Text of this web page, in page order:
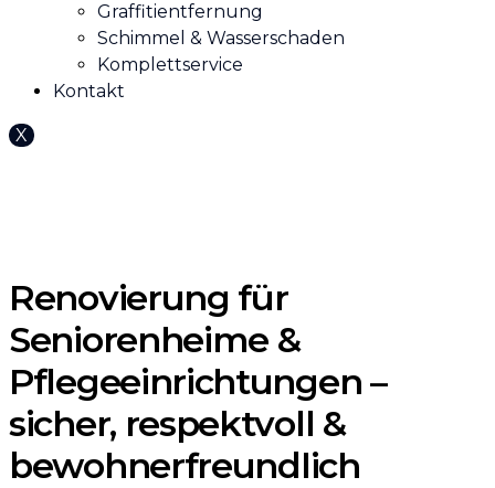
Graffitientfernung
Schimmel & Wasserschaden
Komplettservice
Kontakt
X
Renovierung für
Seniorenheime &
Pflegeeinrichtungen –
sicher, respektvoll &
bewohnerfreundlich